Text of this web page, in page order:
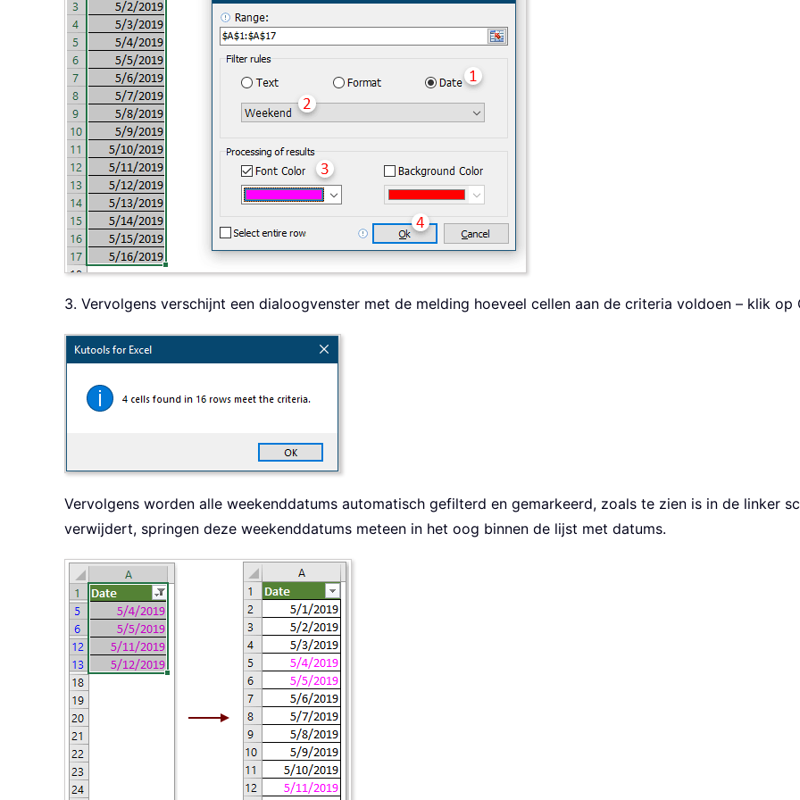
3. Vervolgens verschijnt een dialoogvenster met de melding hoeveel cellen aan de criteria voldoen – klik op
Vervolgens worden alle weekenddatums automatisch gefilterd en gemarkeerd, zoals te zien is in de linker
verwijdert, springen deze weekenddatums meteen in het oog binnen de lijst met datums.